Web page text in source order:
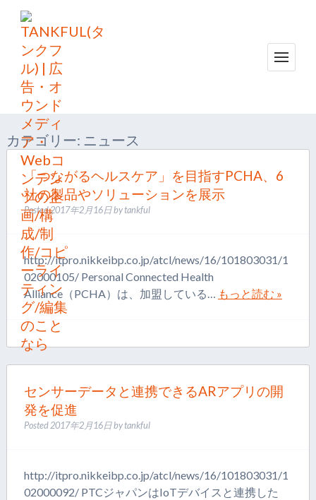
メニ
HOME
SOLUTION
MEDIA
COMPANY
CONTACT
カテゴリー: ニュース
「つながるヘルスケア」を目指すPCHA、6
社の製品やソリューションを展示
Posted2017年2月16日bytankful
http://itpro.nikkeibp.co.jp/atcl/news/16/101803031/1
02000105/ Personal Connected Health
Alliance（PCHA）は、加盟している… もっと読む »
センサーデータと連携できるARアプリの開
発を促進
Posted2017年2月16日bytankful
http://itpro.nikkeibp.co.jp/atcl/news/16/101803031/1
02000092/ PTCジャパンはIoTデバイスと連携した